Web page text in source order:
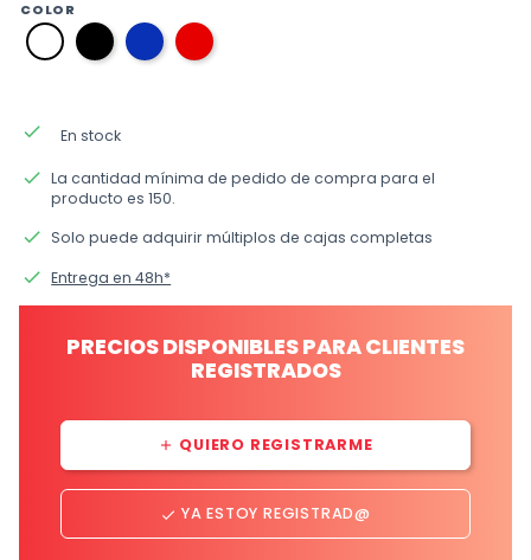
COLOR
01
blanco
12
negro
34
azul
eléctrico
09
rojo
done En stock
done La cantidad mínima de pedido de compra para el
producto es 150.
done Solo puede adquirir múltiplos de cajas completas
done Entrega en 48h*
PRECIOS DISPONIBLES PARA CLIENTES
REGISTRADOS
add QUIERO REGISTRARME
done YA ESTOY REGISTRAD@